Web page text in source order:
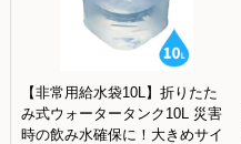
【非常用給水袋10L】折りたた
み式ウォータータンク10L 災害
時の飲み水確保に！大きめサイ